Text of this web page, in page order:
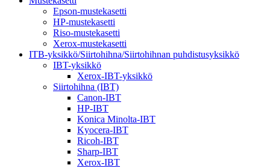
Epson-mustekasetti
HP-mustekasetti
Riso-mustekasetti
Xerox-mustekasetti
ITB-yksikkö/Siirtohihna/Siirtohihnan puhdistusyksikkö
IBT-yksikkö
Xerox-IBT-yksikkö
Siirtohihna (IBT)
Canon-IBT
HP-IBT
Konica Minolta-IBT
Kyocera-IBT
Ricoh-IBT
Sharp-IBT
Xerox-IBT